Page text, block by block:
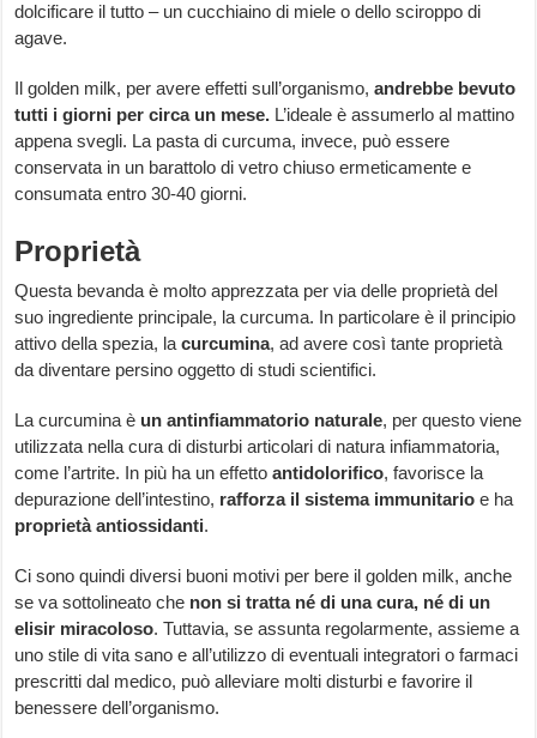
dolcificare il tutto – un cucchiaino di miele o dello sciroppo di
agave.
Il golden milk, per avere effetti sull’organismo,andrebbe bevuto
tutti i giorni per circa un mese. L’ideale è assumerlo al mattino
appena svegli. La pasta di curcuma, invece, può essere
conservata in un barattolo di vetro chiuso ermeticamente e
consumata entro 30-40 giorni.
Proprietà
Questa bevanda è molto apprezzata per via delle proprietà del
suo ingrediente principale, la curcuma. In particolare è il principio
attivo della spezia, lacurcumina, ad avere così tante proprietà
da diventare persino oggetto di studi scientifici.
La curcumina è un antinfiammatorio naturale, per questo viene
utilizzata nella cura di disturbi articolari di natura infiammatoria,
come l’artrite. In più ha un effettoantidolorifico, favorisce la
depurazione dell’intestino, rafforza il sistema immunitario e ha
proprietà antiossidanti.
Ci sono quindi diversi buoni motivi per bere il golden milk, anche
se va sottolineato che non si tratta né di una cura, né di un
elisir miracoloso. Tuttavia, se assunta regolarmente, assieme a
uno stile di vita sano e all’utilizzo di eventuali integratori o farmaci
prescritti dal medico, può alleviare molti disturbi e favorire il
benessere dell’organismo.